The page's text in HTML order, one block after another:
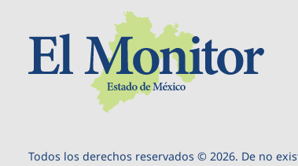
Todos los derechos reservados © 2026. De no